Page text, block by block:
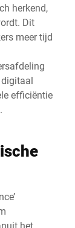
herkend,
Dit
meer tijd
efficiëntie
het